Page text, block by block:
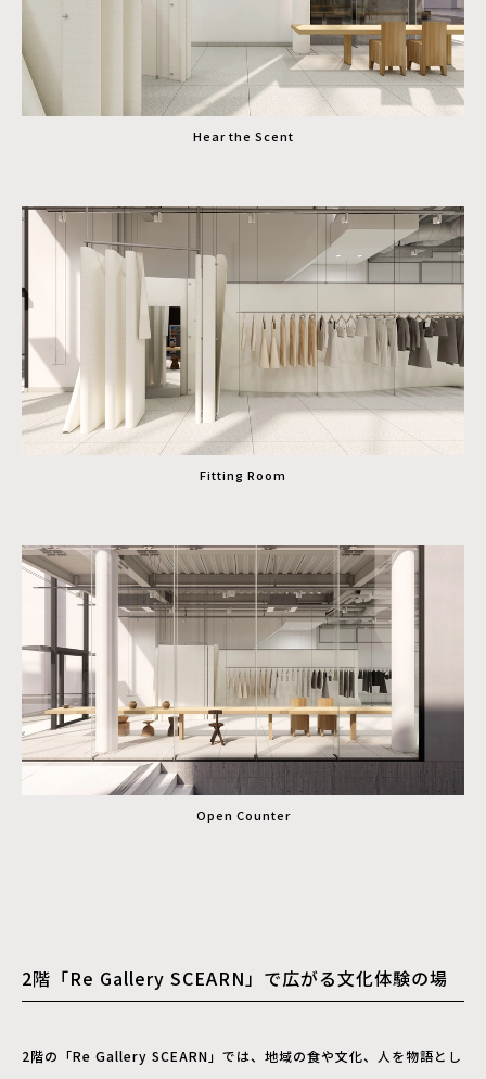
Hear the Scent
Fitting Room
Open Counter
2階「Re Gallery SCEARN」で広がる文化体験の場
2階の「Re Gallery SCEARN」では、地域の食や文化、人を物語とし